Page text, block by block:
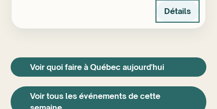
Détails
Voir quoi faire à Québec aujourd'hui
Voir tous les événements de cette